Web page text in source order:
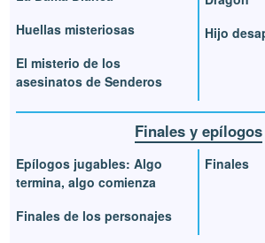
Huellas misteriosas
El misterio de los
asesinatos de Senderos
Hijo
Finales y epílogos
Epílogos jugables: Algo
termina, algo comienza
Finales de los personajes
Finales